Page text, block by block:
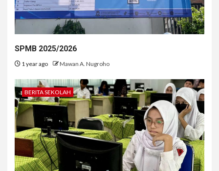
SPMB 2025/2026
1 year ago Mawan A. Nugroho
BERITA SEKOLAH